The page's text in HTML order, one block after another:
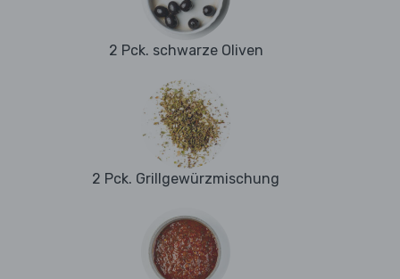
2 Pck. schwarze Oliven
2 Pck. Grillgewürzmischung